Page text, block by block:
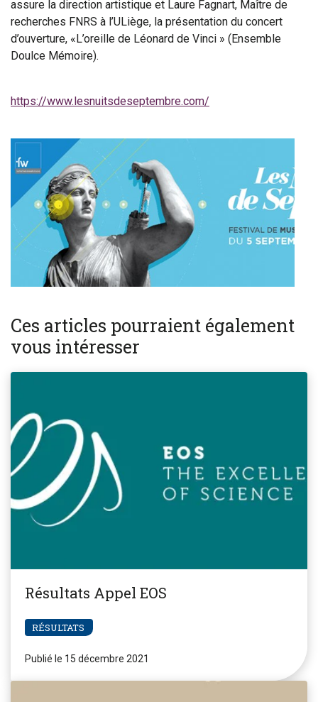
assure la direction artistique et Laure Fagnart, Maître de
recherches FNRS à l’ULiège, la présentation du concert
d’ouverture, «L’oreille de Léonard de Vinci » (Ensemble
Doulce Mémoire).
https://www.lesnuitsdeseptembre.com/
Ces articles pourraient également
vous intéresser
Résultats Appel EOS
RÉSULTATS
Publié le 15 décembre 2021